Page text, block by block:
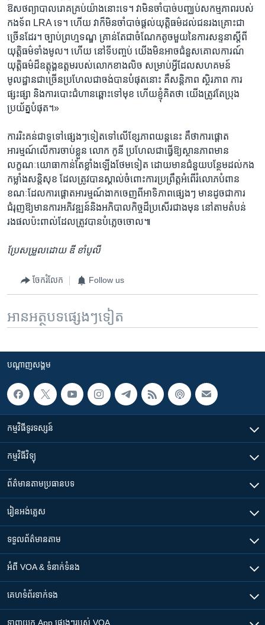
ឱសថ​ព្យាបាល​រោគ​គ្រប់​យ៉ាង​នោះទេ​។ វា​មិនចាំបាច់​បញ្ឈប់សកម្មភាព​របស់​
កងទ័ព LRA ទេ។ ហើយ​ វា​ក៏​មិន​ចាំបាច់​ផ្តល់យុត្តិធម៌​ដល់ជនរងគ្រោះ​ជា
ច្រើនដែរ។ ច្បាប់ព្រហ្មទណ្ឌ​ ​គ្រាន់​តែ​ជា​ចំណែកតូច​មួយ​នៃការសន្ទនា​ស្តីពី​
យុត្តិធម៌​ទាំងមូល។ ហើយ ​នៅទី​បញ្ចប់ យើង​មិនអាច​ជំនួសគោលការណ៍​
យុត្តិធម៌​ដ៏​ឧត្តុង្គ​ឧត្តម​របស់​លោក​ខាងលិច សម្រាប់អ្វីដែលសហគមន៍
មូលដ្ឋានជាច្រើន​ប្រហែល​ជា​ចង់បាន​បំផុតនោះ​ គឺសន្តិភាព ស្ថិរភាព ការ
ផ្សះផ្សា និង​ការបោះ​ជំហានឆ្ពោះ​ទៅមុខ ហើយ​ខ្ញុំ​គិតថា យើង​ត្រូវតែប្រុង
ប្រយ័ត្ន​បំផុត។»
ការរិះគន់​ជាទូទៅ​ផ្សេងៗ​ទៀតទៅលើខ្សែភាពយន្ត​នេះ គឺថា​ការផ្តោត​
អារម្មណ៍​លើ​ការចាប់​ខ្លួន លោក កូនី ប្រហែលជា​ធ្វើឱ្យ​ស្ថានភាពមាន
លក្ខណៈយោធា​កាន់​តែខ្លាំង​ឡើងថែម​ទៀត ​ដោយ​មានជំនួយ​បន្ថែមដល់កង
កម្លាំង​សន្តិសុខ ដែល​ត្រូវបាន​ស្គាល់ចំពោះ​ការប្រព្រឹត្ត​អំពើ​រំលោភ​បំពាន
ខណៈ​ដែល​ការ​ផ្តោត​អារម្មណ៍​ងាក​ចេញ​ពីអាទិភាពផ្សេងៗ មាន​ដូចជា​ការ
ជំរុញ​ឱ្យមាន​ការអភិវឌ្ឍន៍​និង​អភិបាលកិច្ច​ដ៏​ប្រសើរ​ជាង​មុន​ នៅ​តាមតំបន់​
រងផលប៉ះពាល់​ដែល​ត្រូវបាន​បំភ្លេច​ចោល៕
ប្រែសម្រួល​ដោយ​ ឌី ខាំបូលី
ចែករំលែក Follow us
អានអត្ថបទផ្សេងៗទៀត
បណ្តាញ​សង្គម
កម្មវិធី​ទូរទស្សន៍
កម្មវិធី​វិទ្យុ
ព័ត៌មាន​តាមប្រធានបទ​
រៀន​​អង់គ្លេស
ទទួល​ព័ត៌មាន​តាម
អំពី​ VOA & ទំនាក់ទំនង
គេហទំព័រ​​ទាក់ទង
ទាញយក​ App ផ្សេងៗ​របស់​ VOA